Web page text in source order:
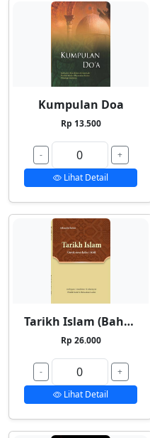
Kumpulan Doa
Rp 13.500
-
+
Lihat Detail
Tarikh Islam (Bahasa Indonesia)
Rp 26.000
-
+
Lihat Detail